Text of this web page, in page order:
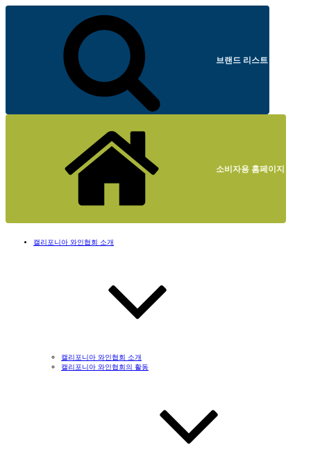
브랜드 리스트
소비자용 홈페이지
캘리포니아 와인협회 소개
캘리포니아 와인협회 소개
캘리포니아 와인협회의 활동